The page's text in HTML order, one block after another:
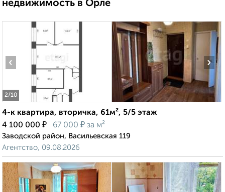
недвижимость в Орле
2/10
‹ ›
4-к квартира, вторичка, 61м², 5/5 этаж
4 100 000 ₽ 67 000 ₽ за м²
Заводской район, Васильевская 119
Агентство, 09.08.2026